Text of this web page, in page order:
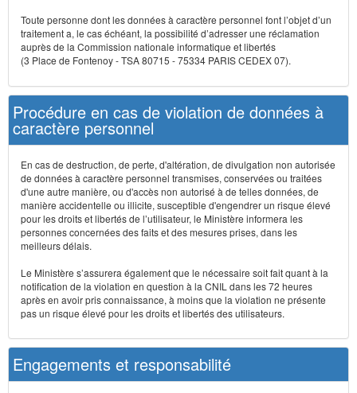
Toute personne dont les données à caractère personnel font l’objet d’un
traitement a, le cas échéant, la possibilité d’adresser une réclamation
auprès de la Commission nationale informatique et libertés
(3 Place de Fontenoy - TSA 80715 - 75334 PARIS CEDEX 07).
Procédure en cas de violation de données à
caractère personnel
En cas de destruction, de perte, d'altération, de divulgation non autorisée
de données à caractère personnel transmises, conservées ou traitées
d'une autre manière, ou d'accès non autorisé à de telles données, de
manière accidentelle ou illicite, susceptible d'engendrer un risque élevé
pour les droits et libertés de l’utilisateur, le Ministère informera les
personnes concernées des faits et des mesures prises, dans les
meilleurs délais.
Le Ministère s’assurera également que le nécessaire soit fait quant à la
notification de la violation en question à la CNIL dans les 72 heures
après en avoir pris connaissance, à moins que la violation ne présente
pas un risque élevé pour les droits et libertés des utilisateurs.
Engagements et responsabilité